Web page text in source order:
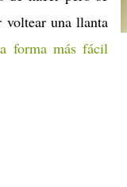
voltear una llanta
forma más fácil